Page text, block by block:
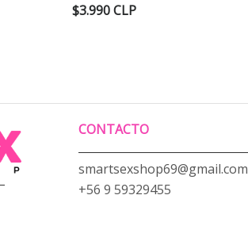
$3.990 CLP
CONTACTO
smartsexshop69@gmail.com
+56 9 59329455